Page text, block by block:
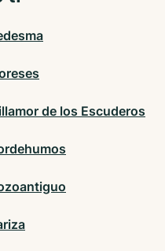
de los Escuderos